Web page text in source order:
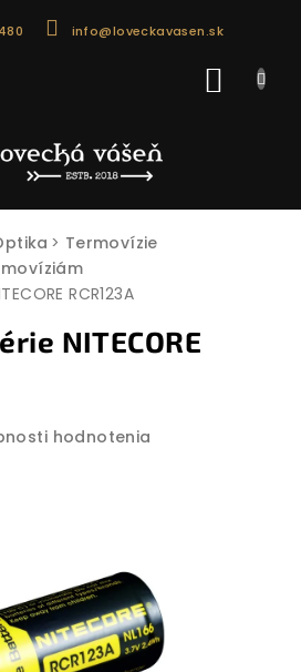
info@loveckavasen.sk
Termovízie
RCR123A
NITECORE
hodnotenia